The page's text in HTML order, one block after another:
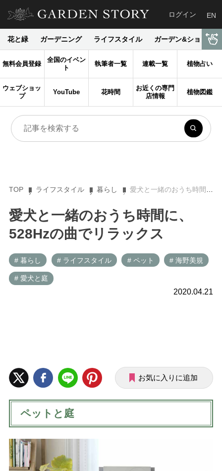
ログイン EN
花と緑 ガーデニング ライフスタイル ガーデン&ショップ
無料会員登録
全国のイベン
ト
執筆者一覧 連載一覧 植物占い
ウェブショッ
プ
YouTube 花時間
お近くの専門
店情報
植物図鑑
TOP ライフスタイル 暮らし 愛犬と一緒のおうち時間に、528Hzの曲でリラックス
愛犬と一緒のおうち時間に、
528Hzの曲でリラックス
# 暮らし # ライフスタイル # ペット # 海野美規
# 愛犬と庭
2020.04.21
お気に入りに追加
ペットと庭